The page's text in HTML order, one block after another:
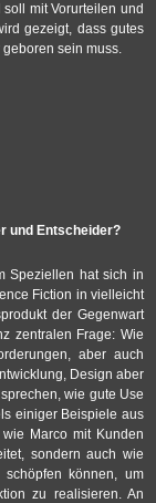
mit Vorurteilen und
gezeigt, dass gutes
sein muss.
und Entscheider?
Speziellen hat sich in
Fiction in vielleicht
der Gegenwart
zentralen Frage: Wie
aber auch
Design aber
wie gute Use
einiger Beispiele aus
Marco mit Kunden
sondern auch wie
können, um
zu realisieren. An